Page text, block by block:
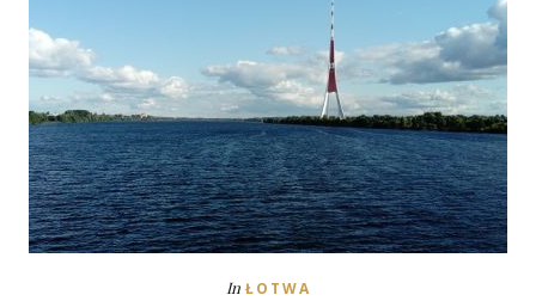
In ŁOTWA